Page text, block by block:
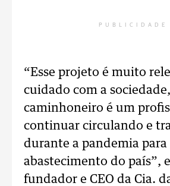
PUBLICIDADE
“Esse projeto é muito
cuidado com a
caminhoneiro é um
continuar circulando e
durante a pandemia
abastecimento do país”,
fundador e CEO da Cia.